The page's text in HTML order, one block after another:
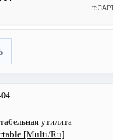
утилита
[Multi/Ru]